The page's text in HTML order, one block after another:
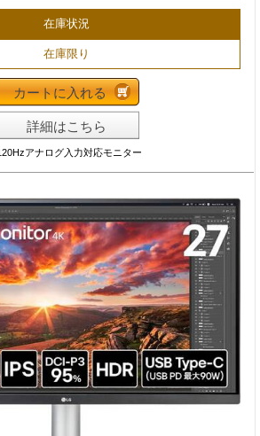
在庫状況
在庫限り
カートに入れる
詳細はこちら
アナログ入力対応モニター